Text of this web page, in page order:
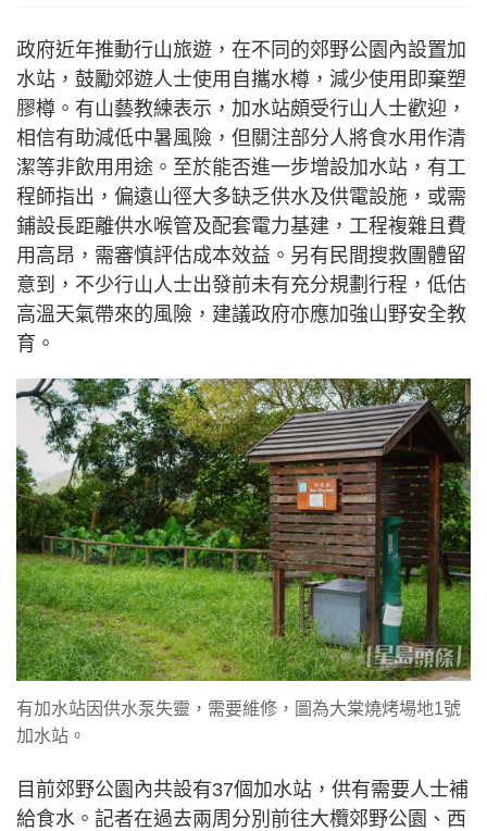
政府近年推動行山旅遊，在不同的郊野公園內設置加
水站，鼓勵郊遊人士使用自攜水樽，減少使用即棄塑
膠樽。有山藝教練表示，加水站頗受行山人士歡迎，
相信有助減低中暑風險，但關注部分人將食水用作清
潔等非飲用用途。至於能否進一步增設加水站，有工
程師指出，偏遠山徑大多缺乏供水及供電設施，或需
鋪設長距離供水喉管及配套電力基建，工程複雜且費
用高昂，需審慎評估成本效益。另有民間搜救團體留
意到，不少行山人士出發前未有充分規劃行程，低估
高溫天氣帶來的風險，建議政府亦應加強山野安全教
育。
有加水站因供水泵失靈，需要維修，圖為大棠燒烤場地1號
加水站。
目前郊野公園內共設有37個加水站，供有需要人士補
給食水。記者在過去兩周分別前往大欖郊野公園、西